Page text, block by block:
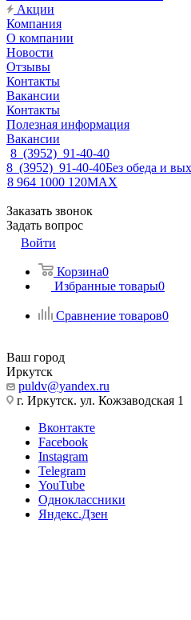
Акции
Компания
О компании
Новости
Отзывы
Контакты
Вакансии
Контакты
Полезная информация
Вакансии
8 (3952) 91-40-40
8 (3952) 91-40-40Без обеда и
8 964 1000 120MAX
Заказать звонок
Задать вопрос
Войти
Корзина0
Избранные товары0
Сравнение товаров0
Ваш город
Иркутск
puldv@yandex.ru
г. Иркутск. ул. Кожзаводская 1
Вконтакте
Facebook
Instagram
Telegram
YouTube
Одноклассники
Яндекс.Дзен